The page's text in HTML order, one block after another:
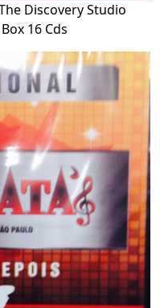
Discovery Studio
16 Cds